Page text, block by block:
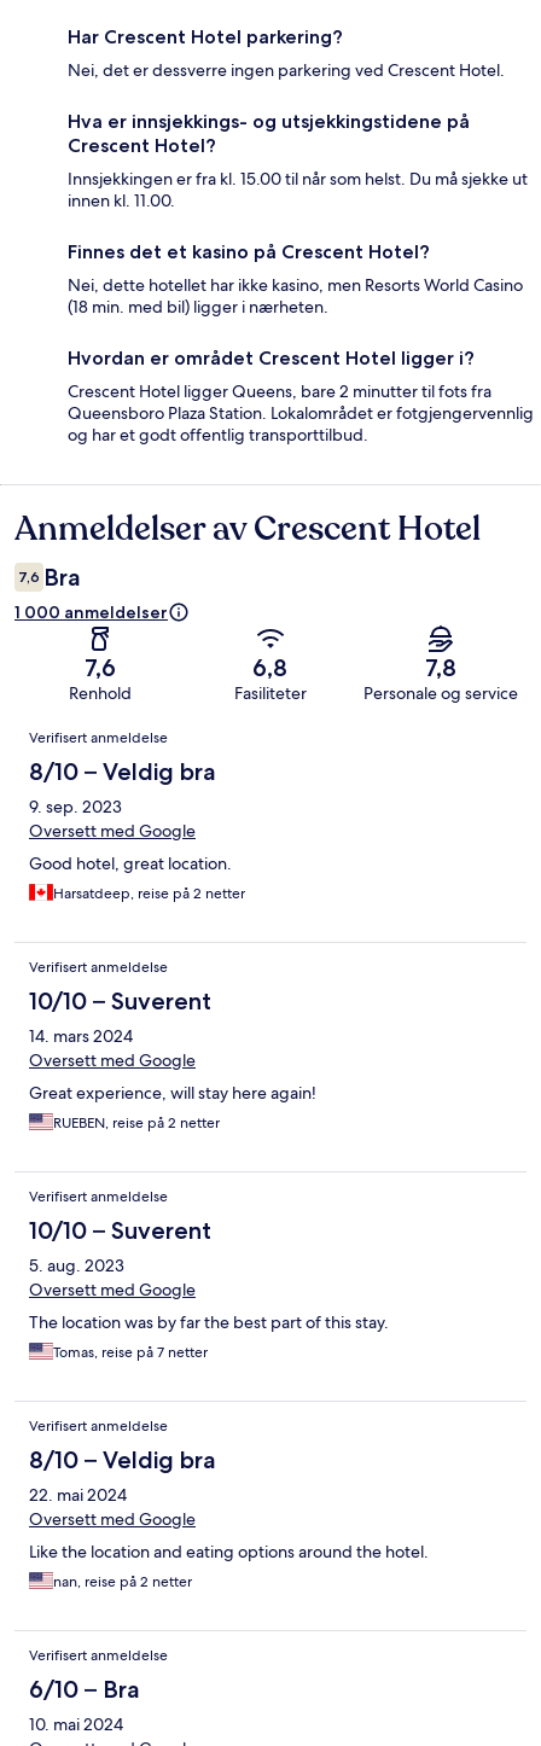
Har Crescent Hotel parkering?
Nei, det er dessverre ingen parkering ved Crescent Hotel.
Hva er innsjekkings- og utsjekkingstidene på
Crescent Hotel?
Innsjekkingen er fra kl. 15.00 til når som helst. Du må sjekke ut
innen kl. 11.00.
Finnes det et kasino på Crescent Hotel?
Nei, dette hotellet har ikke kasino, men Resorts World Casino
(18 min. med bil) ligger i nærheten.
Hvordan er området Crescent Hotel ligger i?
Crescent Hotel ligger Queens, bare 2 minutter til fots fra
Queensboro Plaza Station. Lokalområdet er fotgjengervennlig
og har et godt offentlig transporttilbud.
Anmeldelser
Anmeldelser av Crescent Hotel
7,6 Bra
1 000 anmeldelser
7,6
Renhold
6,8
Fasiliteter
7,8
Personale og service
Anmeldelser
Verifisert anmeldelse
8/10 – Veldig bra
9. sep. 2023
Oversett med Google
Good hotel, great location.
Harsatdeep, reise på 2 netter
Verifisert anmeldelse
10/10 – Suverent
14. mars 2024
Oversett med Google
Great experience, will stay here again!
RUEBEN, reise på 2 netter
Verifisert anmeldelse
10/10 – Suverent
5. aug. 2023
Oversett med Google
The location was by far the best part of this stay.
Tomas, reise på 7 netter
Verifisert anmeldelse
8/10 – Veldig bra
22. mai 2024
Oversett med Google
Like the location and eating options around the hotel.
nan, reise på 2 netter
Verifisert anmeldelse
6/10 – Bra
10. mai 2024